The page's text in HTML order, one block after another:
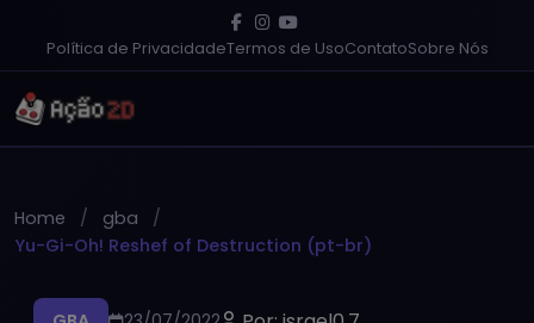
Política de PrivacidadeTermos de UsoContatoSobre Nós
Home
gba
Yu-Gi-Oh! Reshef of Destruction (pt-br)